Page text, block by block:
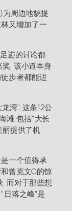
周边地貌提
又增加了一
迹的讨论都
, 该小道本身
步者都能进
湾". 这条12公
滩,包括"大长
丽提供了机
一个值得承
曾克文O的惊
而对于那些想
日落之峰"是